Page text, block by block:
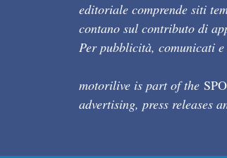
editoriale comprende siti
contano sul contributo di
Per pubblicità, comunicati
motorilive is part of the
advertising, press releases